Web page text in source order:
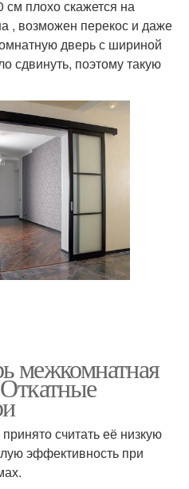
плохо скажется на
, возможен перекос и даже
дверь с шириной
сдвинуть, поэтому такую
межкомнатная
считать её низкую
эффективность при